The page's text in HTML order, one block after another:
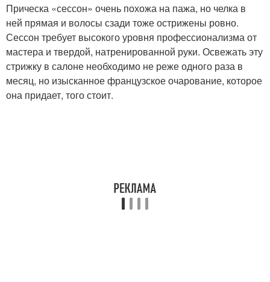
Прическа «сессон» очень похожа на пажа, но челка в
ней прямая и волосы сзади тоже острижены ровно.
Сессон требует высокого уровня профессионализма от
мастера и твердой, натренированной руки. Освежать эту
стрижку в салоне необходимо не реже одного раза в
месяц, но изысканное французское очарование, которое
она придает, того стоит.